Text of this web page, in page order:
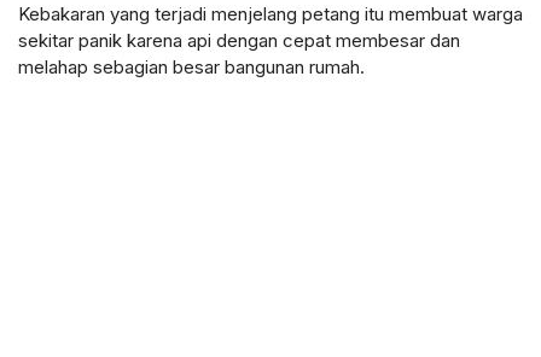
Kebakaran yang terjadi menjelang petang itu membuat warga
sekitar panik karena api dengan cepat membesar dan
melahap sebagian besar bangunan rumah.